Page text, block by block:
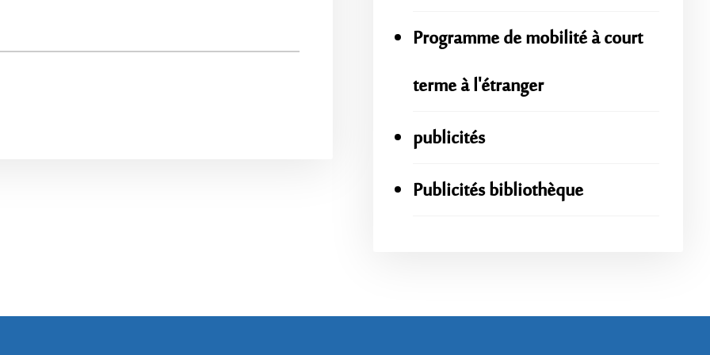
Programme de mobilité à court
terme à l'étranger
publicités
Publicités bibliothèque